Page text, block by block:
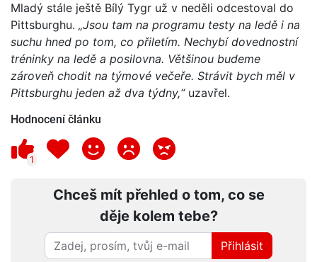
Mladý stále ještě Bílý Tygr už v neděli odcestoval do
Pittsburghu. „Jsou tam na programu testy na ledě i na
suchu hned po tom, co přiletím. Nechybí dovednostní
tréninky na ledě a posilovna. Většinou budeme
zároveň chodit na týmové večeře. Strávit bych měl v
Pittsburghu jeden až dva týdny,“uzavřel.
Hodnocení článku
1
Chceš mít přehled o tom, co se
děje kolem tebe?
Přihlásit